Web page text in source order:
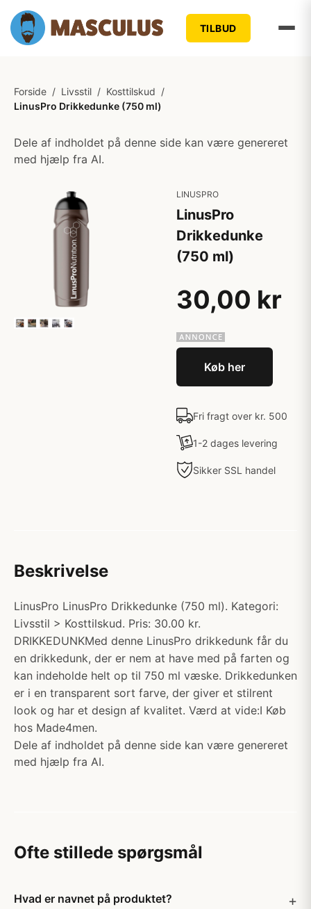
TILBUD
Forside / Livsstil / Kosttilskud /
LinusPro Drikkedunke (750 ml)
Dele af indholdet på denne side kan være genereret
med hjælp fra AI.
LINUSPRO
LinusPro
Drikkedunke
(750 ml)
30,00 kr
Køb her
Fri fragt over kr. 500
1-2 dages levering
Sikker SSL handel
Beskrivelse
LinusPro LinusPro Drikkedunke (750 ml). Kategori:
Livsstil > Kosttilskud. Pris: 30.00 kr.
DRIKKEDUNKMed denne LinusPro drikkedunk får du
en drikkedunk, der er nem at have med på farten og
kan indeholde helt op til 750 ml væske. Drikkedunken
er i en transparent sort farve, der giver et stilrent
look og har et design af kvalitet. Værd at vide:I Køb
hos Made4men.
Dele af indholdet på denne side kan være genereret
med hjælp fra AI.
Ofte stillede spørgsmål
Hvad er navnet på produktet?